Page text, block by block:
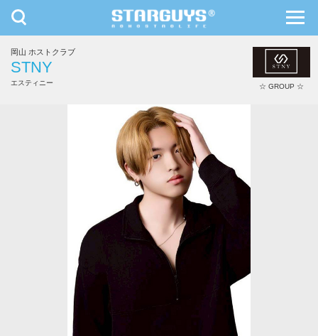
九州・沖縄
toggle
navigation
岡山 ホストクラブ
STNY
エスティニー ☆ GROUP ☆
ひびき